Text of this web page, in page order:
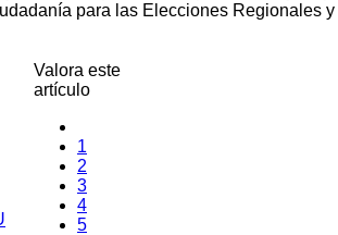
para las Elecciones Regionales
Valora este
artículo
1
2
3
4
5